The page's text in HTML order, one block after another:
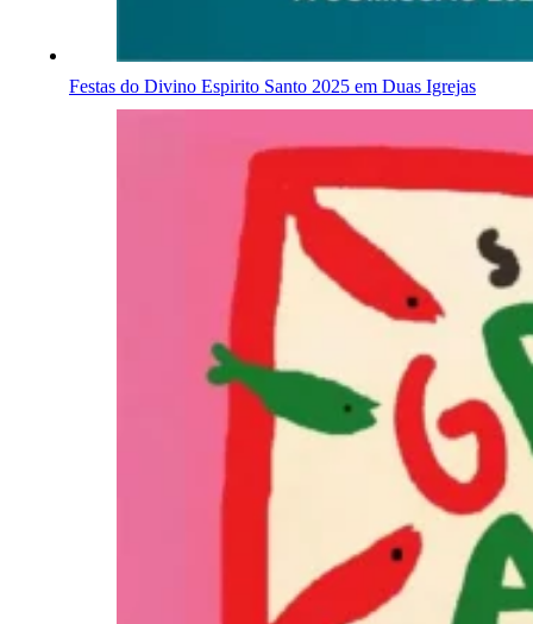
Festas do Divino Espirito Santo 2025 em Duas Igrejas